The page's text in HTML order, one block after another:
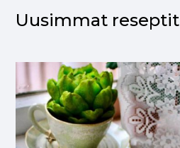
Uusimmat reseptit